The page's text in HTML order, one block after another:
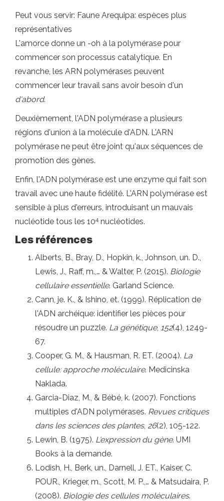
Peut vous servir: Faune Arequipa: espèces plus
représentatives
L'amorce donne un -oh à la polymérase pour
commencer son processus catalytique. En
revanche, les ARN polymérases peuvent
commencer leur travail sans avoir besoin d'un
d'abord.
Deuxièmement, l'ADN polymérase a plusieurs
régions d'union à la molécule d'ADN. L'ARN
polymérase ne peut être joint qu'aux séquences de
promotion des gènes.
Enfin, l'ADN polymérase est une enzyme qui fait son
travail avec une haute fidélité. L'ARN polymérase est
sensible à plus d'erreurs, introduisant un mauvais
nucléotide tous les 104 nucléotides.
Les références
Alberts, B., Bray, D., Hopkin, k., Johnson, un. D.,
Lewis, J., Raff, m.,… & Walter, P. (2015). Biologie
cellulaire essentielle. Garland Science.
Cann, je. K., & Ishino, et. (1999). Réplication de
l'ADN archéique: identifier les pièces pour
résoudre un puzzle. La génétique, 152(4), 1249-
67.
Cooper, G. M., & Hausman, R. ET. (2004). La
cellule: approche moléculaire. Medicinska
Naklada.
Garcia-Diaz, M., & Bébé, k. (2007). Fonctions
multiples d'ADN polymérases. Revues critiques
dans les sciences des plantes, 26(2), 105-122.
Lewin, B. (1975). L'expression du gène. UMI
Books à la demande.
Lodish, H., Berk, un., Darnell, J. ET., Kaiser, C.
POUR., Krieger, m., Scott, M. P.,… & Matsudaira, P.
(2008). Biologie des cellules moléculaires.